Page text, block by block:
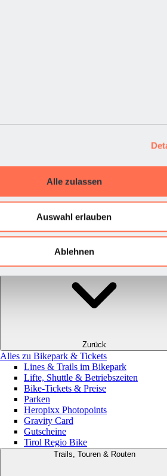
Alle zulassen
Auswahl erlauben
Ablehnen
Zurück
Alles zu Bikepark & Tickets
Lines & Trails im Bikepark
Lifte, Shuttle & Betriebszeiten
Bike-Tickets & Preise
Parken
Heropixx Photopoints
Gravity Card
Gutscheine
Tirol Regio Bike
Trails, Touren & Routen